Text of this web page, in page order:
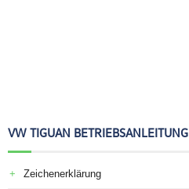
VW TIGUAN BETRIEBSANLEITUNG
Zeichenerklärung